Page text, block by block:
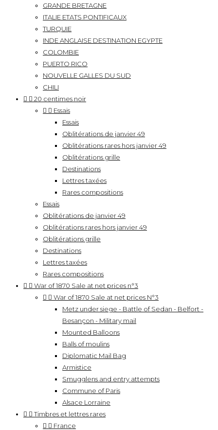
GRANDE BRETAGNE
ITALIE ETATS PONTIFICAUX
TURQUIE
INDE ANGLAISE DESTINATION EGYPTE
COLOMBIE
PUERTO RICO
NOUVELLE GALLES DU SUD
CHILI
  20 centimes noir
  Essais
Essais
Oblitérations de janvier 49
Oblitérations rares hors janvier 49
Oblitérations grille
Destinations
Lettres taxées
Rares compositions
Essais
Oblitérations de janvier 49
Oblitérations rares hors janvier 49
Oblitérations grille
Destinations
Lettres taxées
Rares compositions
  War of 1870 Sale at net prices n°3
  War of 1870 Sale at net prices N°3
Metz under siege - Battle of Sedan - Belfort -
Besançon - Military mail
Mounted Balloons
Balls of moulins
Diplomatic Mail Bag
Armistice
Smugglens and entry attempts
Commune of Paris
Alsace Lorraine
  Timbres et lettres rares
  France